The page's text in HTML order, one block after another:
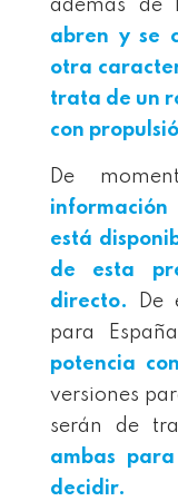
además de
abren y se
otra
trata de un
con
De
está
de esta
directo.
De
para
potencia
versiones
serán de
ambas
decidir.